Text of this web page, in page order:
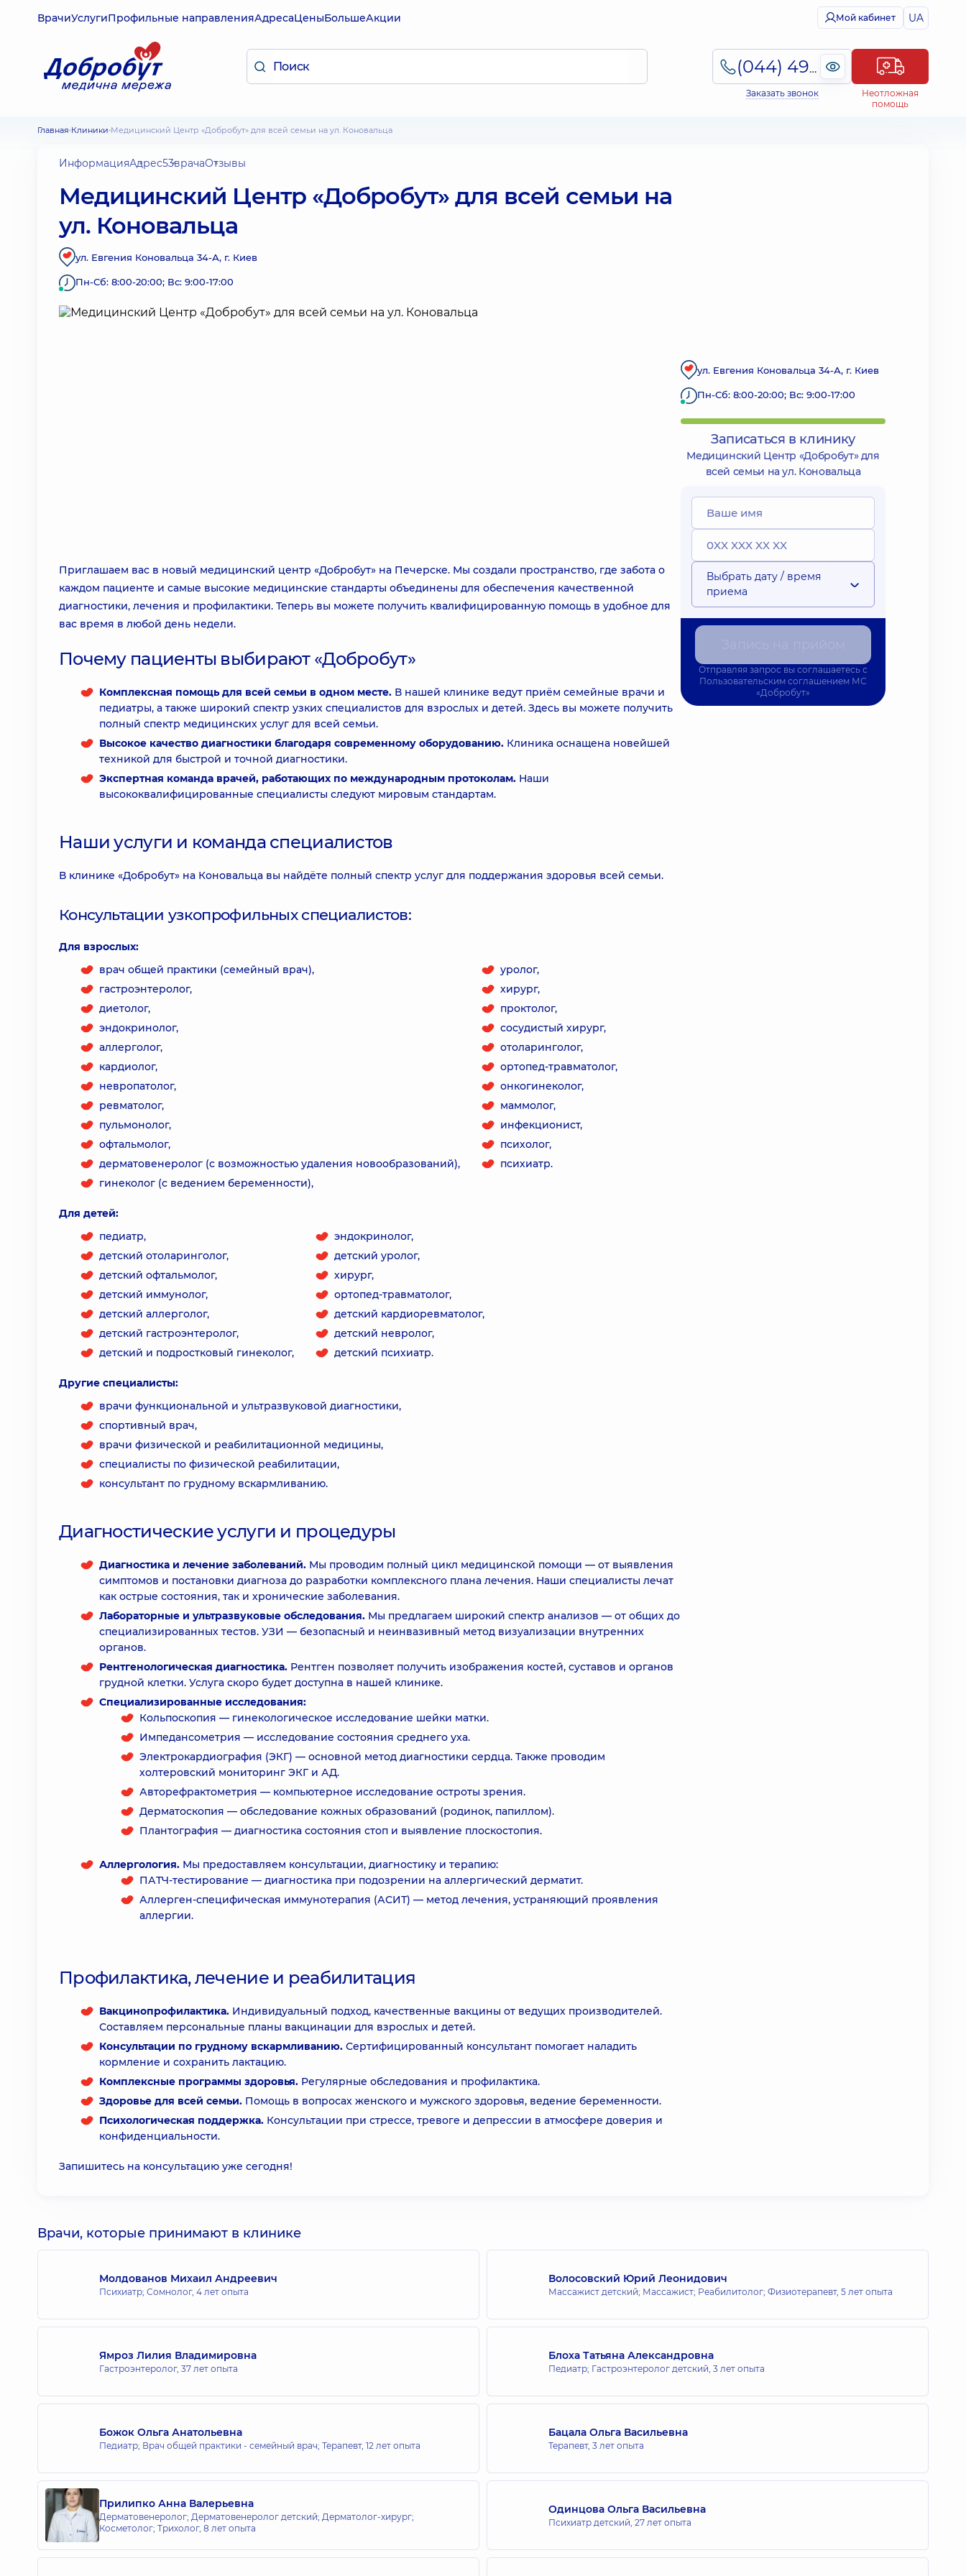
ВрачиУслугиПрофильные направленияАдресаЦеныБольшеАкции Мой кабинет UA
(044) 495-2-888
Заказать звонок
Неотложная
помощь
Главная Клиники Медицинский Центр «Добробут» для всей семьи на ул. Коновальца
ИнформацияАдрес53врачаОтзывы
Медицинский Центр «Добробут» для всей семьи на
ул. Коновальца
ул. Евгения Коновальца 34-А, г. Киев
Пн-Сб: 8:00-20:00; Вс: 9:00-17:00
Приглашаем вас в новый медицинский центр «Добробут» на Печерске. Мы создали пространство, где забота о
каждом пациенте и самые высокие медицинские стандарты объединены для обеспечения качественной
диагностики, лечения и профилактики. Теперь вы можете получить квалифицированную помощь в удобное для
вас время в любой день недели.
Почему пациенты выбирают «Добробут»
Комплексная помощь для всей семьи в одном месте. В нашей клинике ведут приём семейные врачи и
педиатры, а также широкий спектр узких специалистов для взрослых и детей. Здесь вы можете получить
полный спектр медицинских услуг для всей семьи.
Высокое качество диагностики благодаря современному оборудованию. Клиника оснащена новейшей
техникой для быстрой и точной диагностики.
Экспертная команда врачей, работающих по международным протоколам. Наши
высококвалифицированные специалисты следуют мировым стандартам.
Наши услуги и команда специалистов
В клинике «Добробут» на Коновальца вы найдёте полный спектр услуг для поддержания здоровья всей семьи.
Консультации узкопрофильных специалистов:
Для взрослых:
врач общей практики (семейный врач),
гастроэнтеролог,
диетолог,
эндокринолог,
аллерголог,
кардиолог,
невропатолог,
ревматолог,
пульмонолог,
офтальмолог,
дерматовенеролог (с возможностью удаления новообразований),
гинеколог (с ведением беременности),
уролог,
хирург,
проктолог,
сосудистый хирург,
отоларинголог,
ортопед-травматолог,
онкогинеколог,
маммолог,
инфекционист,
психолог,
психиатр.
Для детей:
педиатр,
детский отоларинголог,
детский офтальмолог,
детский иммунолог,
детский аллерголог,
детский гастроэнтеролог,
детский и подростковый гинеколог,
эндокринолог,
детский уролог,
хирург,
ортопед-травматолог,
детский кардиоревматолог,
детский невролог,
детский психиатр.
Другие специалисты:
врачи функциональной и ультразвуковой диагностики,
спортивный врач,
врачи физической и реабилитационной медицины,
специалисты по физической реабилитации,
консультант по грудному вскармливанию.
Диагностические услуги и процедуры
Диагностика и лечение заболеваний. Мы проводим полный цикл медицинской помощи — от выявления
симптомов и постановки диагноза до разработки комплексного плана лечения. Наши специалисты лечат
как острые состояния, так и хронические заболевания.
Лабораторные и ультразвуковые обследования. Мы предлагаем широкий спектр анализов — от общих до
специализированных тестов. УЗИ — безопасный и неинвазивный метод визуализации внутренних
органов.
Рентгенологическая диагностика. Рентген позволяет получить изображения костей, суставов и органов
грудной клетки. Услуга скоро будет доступна в нашей клинике.
Специализированные исследования:
Кольпоскопия — гинекологическое исследование шейки матки.
Импедансометрия — исследование состояния среднего уха.
Электрокардиография (ЭКГ) — основной метод диагностики сердца. Также проводим
холтеровский мониторинг ЭКГ и АД.
Авторефрактометрия — компьютерное исследование остроты зрения.
Дерматоскопия — обследование кожных образований (родинок, папиллом).
Плантография — диагностика состояния стоп и выявление плоскостопия.
Аллергология. Мы предоставляем консультации, диагностику и терапию:
ПАТЧ-тестирование — диагностика при подозрении на аллергический дерматит.
Аллерген-специфическая иммунотерапия (АСИТ) — метод лечения, устраняющий проявления
аллергии.
Профилактика, лечение и реабилитация
Вакцинопрофилактика. Индивидуальный подход, качественные вакцины от ведущих производителей.
Составляем персональные планы вакцинации для взрослых и детей.
Консультации по грудному вскармливанию. Сертифицированный консультант помогает наладить
кормление и сохранить лактацию.
Комплексные программы здоровья. Регулярные обследования и профилактика.
Здоровье для всей семьи. Помощь в вопросах женского и мужского здоровья, ведение беременности.
Психологическая поддержка. Консультации при стрессе, тревоге и депрессии в атмосфере доверия и
конфиденциальности.
Запишитесь на консультацию уже сегодня!
ул. Евгения Коновальца 34-А, г. Киев
Пн-Сб: 8:00-20:00; Вс: 9:00-17:00
Записаться в клинику
Медицинский Центр «Добробут» для
всей семьи на ул. Коновальца
Выбрать дату / время
приема
Отправляя запрос вы соглашаетесь с
Пользовательским соглашением МС
«Добробут»
Врачи, которые принимают в клинике
Молдованов Михаил Андреевич
Психиатр; Сомнолог, 4 лет опыта
Волосовский Юрий Леонидович
Массажист детский; Массажист; Реабилитолог; Физиотерапевт, 5 лет опыта
Ямроз Лилия Владимировна
Гастроэнтеролог, 37 лет опыта
Блоха Татьяна Александровна
Педиатр; Гастроэнтеролог детский, 3 лет опыта
Божок Ольга Анатольевна
Педиатр; Врач общей практики - семейный врач; Терапевт, 12 лет опыта
Бацала Ольга Васильевна
Терапевт, 3 лет опыта
Прилипко Анна Валерьевна
Дерматовенеролог; Дерматовенеролог детский; Дерматолог-хирург;
Косметолог; Трихолог, 8 лет опыта
Одинцова Ольга Васильевна
Психиатр детский, 27 лет опыта